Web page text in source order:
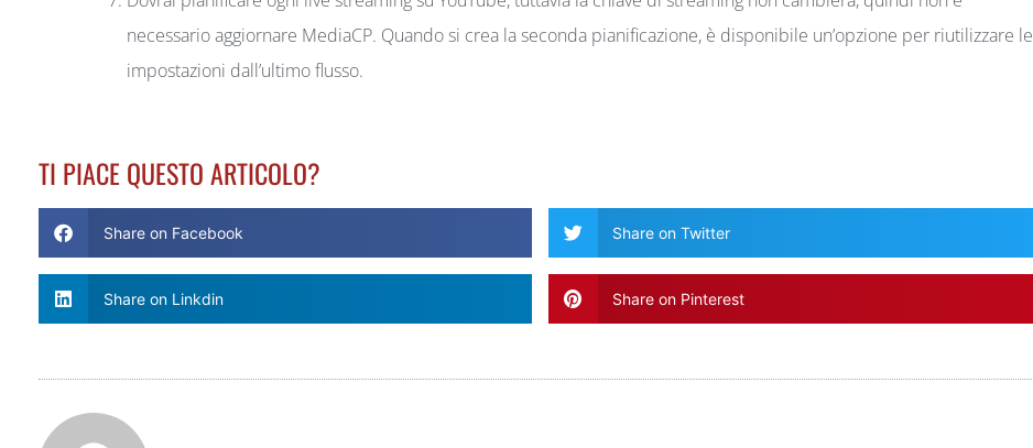
necessario aggiornare MediaCP. Quando si crea la seconda pianificazione, è disponibile un’opzione per riutilizzare le
impostazioni dall’ultimo flusso.
TI PIACE QUESTO ARTICOLO?
Share on Facebook Share on Twitter
Share on Linkdin Share on Pinterest